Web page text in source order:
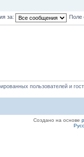
за: Поле
пользователей и
Создано на основе